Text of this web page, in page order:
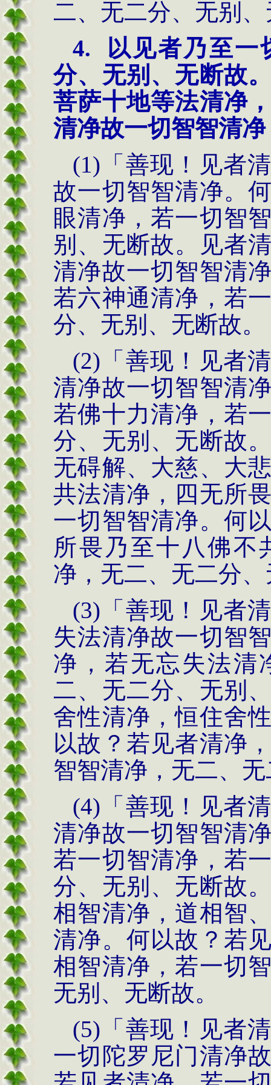
二、无二分、 无别
4. 以见者乃至一
分、无别、无断故
菩萨十地等法清净
清净故一切智智清净
(1) 「善现！见者
故一切智智清净。
眼清净，若一切智
别、无断故。见者
清净故一切智智清
若六神通清净，若
分、 无别、无断故。
(2) 「善现！见者
清净故一切智智清
若佛十力清净，若
分、无别、无断故
无碍解、大慈、大
共法清净，四无所
一切智智清净。何
所畏乃至十八佛不
净，无二、无二分
(3) 「善现！见者
失法清净故一切智
净，若无忘失法清
二、无二分、 无别
舍性清净，恒住舍
以故？若见者清净
智智清净， 无二、
(4) 「善现！见者
清净故一切智智清
若一切智清净，若
分、无别、无断故
相智清净，道相智
清净。何以故？若
相智清净，若一切
无别、无断故。
(5) 「善现！见者
一切陀罗尼门清净